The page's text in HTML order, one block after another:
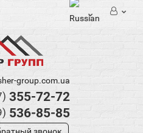
group.com.ua
355-72-72
536-85-85